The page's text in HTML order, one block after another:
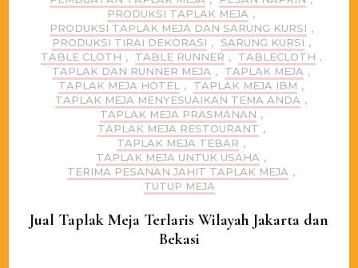
PRODUKSI TAPLAK MEJA ,
PRODUKSI TAPLAK MEJA DAN SARUNG KURSI ,
PRODUKSI TIRAI DEKORASI , SARUNG KURSI ,
TABLE CLOTH , TABLE RUNNER , TABLECLOTH ,
TAPLAK DAN RUNNER MEJA , TAPLAK MEJA ,
TAPLAK MEJA HOTEL , TAPLAK MEJA IBM ,
TAPLAK MEJA MENYESUAIKAN TEMA ANDA ,
TAPLAK MEJA PRASMANAN ,
TAPLAK MEJA RESTOURANT ,
TAPLAK MEJA TEBAR ,
TAPLAK MEJA UNTUK USAHA ,
TERIMA PESANAN JAHIT TAPLAK MEJA ,
TUTUP MEJA
Jual Taplak Meja Terlaris Wilayah Jakarta dan
Bekasi